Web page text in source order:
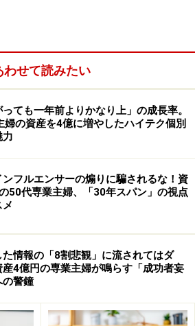
口を決めていないと、相場が上昇
と上がるかもしれない」と欲が出
そのうち戻るはず」と判断が遅れ
結果、大きな損失につながるケー
初にルールを決めておくことが大
とで、相場に振り回されな
目的で投資しているのか」「いつ使
しておくことで、相場の値動きに
ます。
わせて読みたい
っても一年前よりかなり上」の成長率。
婦の資産を4億に増やしたハイテク個別
力
ンフルエンサーの煽りに騙されるな！資
50代専業主婦、「30年スパン」の視点
た情報の「8割悲観」に流されてはダ
産4億円の専業主婦が鳴らす「成功者妄
の警鐘